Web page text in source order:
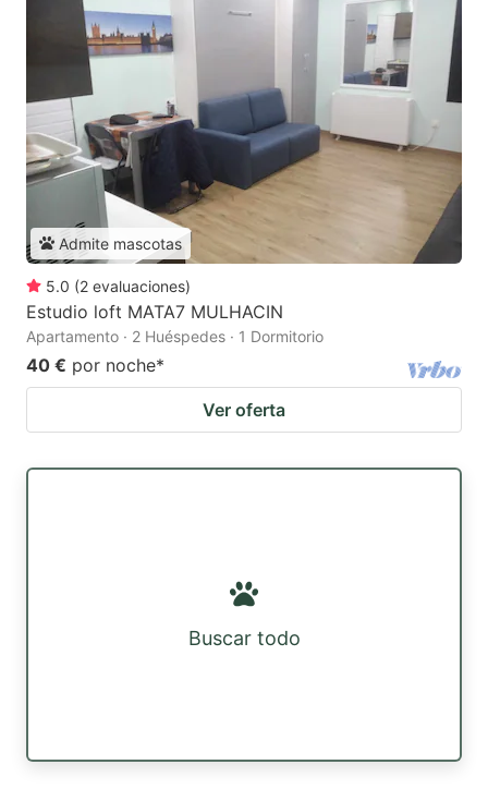
Admite mascotas
5.0 (2 evaluaciones)
Estudio loft MATA7 MULHACIN
Apartamento · 2 Huéspedes · 1 Dormitorio
40 € por noche*
Ver oferta
Buscar todo